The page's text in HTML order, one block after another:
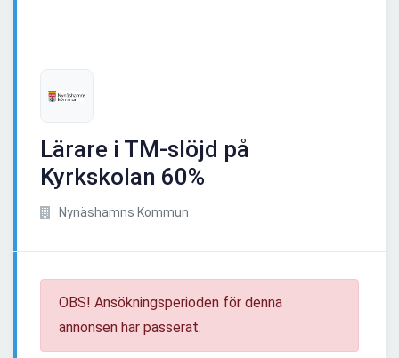
Lärare i TM-slöjd på
Kyrkskolan 60%
Nynäshamns Kommun
OBS! Ansökningsperioden för denna
annonsen har passerat.